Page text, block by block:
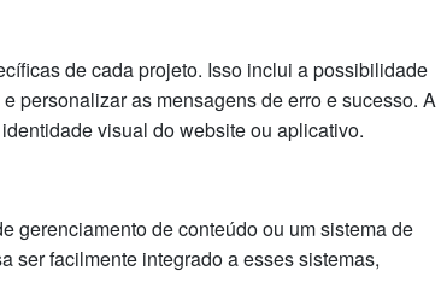
de cada projeto. Isso inclui a possibilidade
personalizar as mensagens de erro e sucesso. A
visual do website ou aplicativo.
gerenciamento de conteúdo ou um sistema de
ser facilmente integrado a esses sistemas,